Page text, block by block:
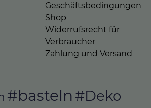
Geschäftsbedingungen
Shop
Widerrufsrecht für
Verbraucher
Zahlung und Versand
#basteln #Deko